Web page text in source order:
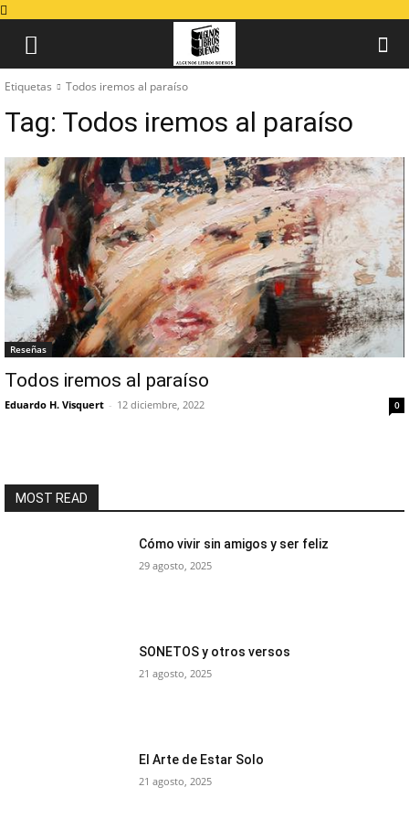
Etiquetas Todos iremos al paraíso
Tag: Todos iremos al paraíso
Reseñas
Todos iremos al paraíso
Eduardo H. Visquert - 12 diciembre, 2022 0
MOST READ
Cómo vivir sin amigos y ser feliz
29 agosto, 2025
SONETOS y otros versos
21 agosto, 2025
El Arte de Estar Solo
21 agosto, 2025